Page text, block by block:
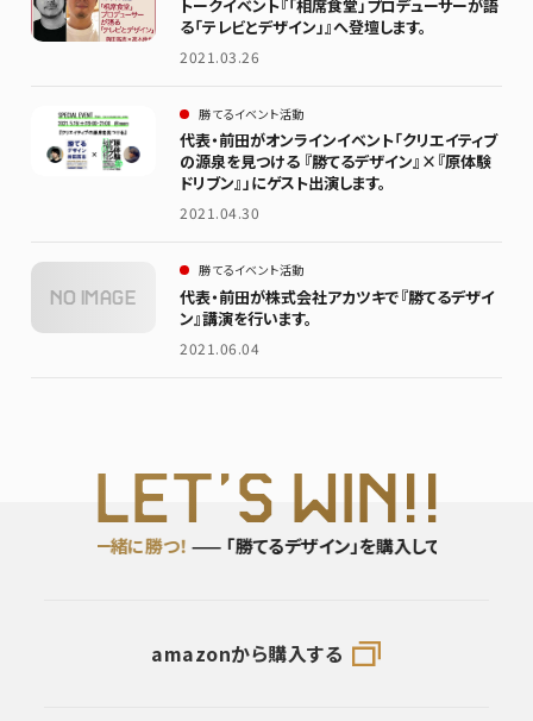
トークイベント『「相席食堂」プロデューサーが語
る「テレビとデザイン」』へ登壇します。
2021.03.26
勝てるイベント活動
代表・前田がオンラインイベント「クリエイティブ
の源泉を見つける 『勝てるデザイン』×『原体験
ドリブン』」にゲスト出演します。
2021.04.30
NO IMAGE
勝てるイベント活動
代表・前田が株式会社アカツキで『勝てるデザイ
ン』講演を行います。
2021.06.04
L ET’S WI N!!
一緒に勝つ！—— 「勝てるデザイン」を購入して一緒に勝つ！
amazonから購入する